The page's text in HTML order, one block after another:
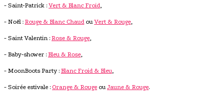
- Saint-Patrick : Vert & Blanc Froid,
- Noël : Rouge & Blanc Chaud ou Vert & Rouge,
- Saint Valentin : Rose & Rouge,
- Baby-shower : Bleu & Rose,
- MoonBoots Party : Blanc Froid & Bleu,
- Soirée estivale : Orange & Rouge ou Jaune & Rouge.